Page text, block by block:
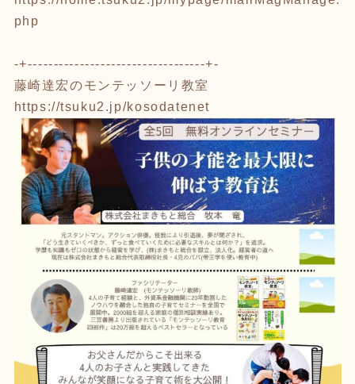
php
-+----------------------------------+-
藤崎達宏のモンテッソーリ教室
https://tsuku2.jp/kosodatenet